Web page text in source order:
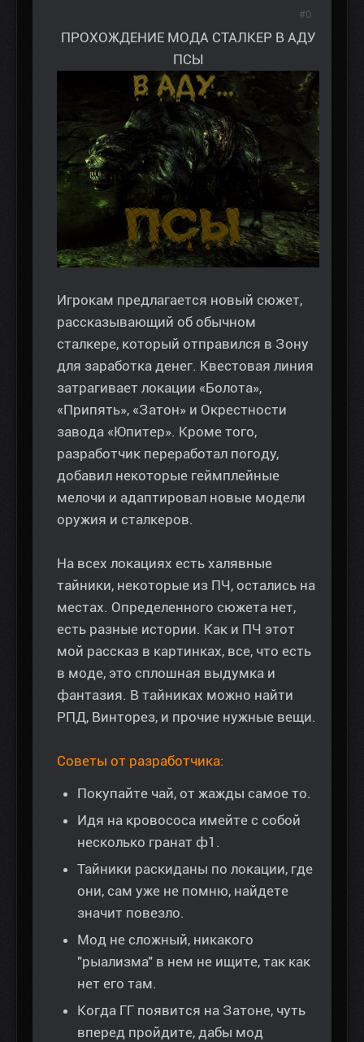
ПРОХОЖДЕНИЕ МОДА СТАЛКЕР В АДУ
ПСЫ
Игрокам предлагается новый сюжет,
рассказывающий об обычном
сталкере, который отправился в Зону
для заработка денег. Квестовая линия
затрагивает локации «Болота»,
«Припять», «Затон» и Окрестности
завода «Юпитер». Кроме того,
разработчик переработал погоду,
добавил некоторые геймплейные
мелочи и адаптировал новые модели
оружия и сталкеров.
На всех локациях есть халявные
тайники, некоторые из ПЧ, остались на
местах. Определенного сюжета нет,
есть разные истории. Как и ПЧ этот
мой рассказ в картинках, все, что есть
в моде, это сплошная выдумка и
фантазия. В тайниках можно найти
РПД, Винторез, и прочие нужные вещи.
Советы от разработчика:
Покупайте чай, от жажды самое то.
Идя на кровососа имейте с собой
несколько гранат ф1.
Тайники раскиданы по локации, где
они, сам уже не помню, найдете
значит повезло.
Мод не сложный, никакого
"рыализма" в нем не ищите, так как
нет его там.
Когда ГГ появится на Затоне, чуть
вперед пройдите, дабы мод
#0